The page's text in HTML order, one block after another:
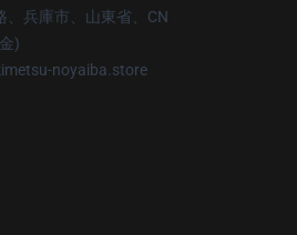
、兵庫市、山東省、CN
)
noyaiba.store